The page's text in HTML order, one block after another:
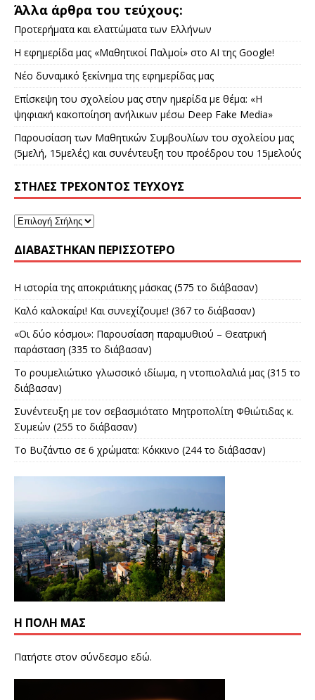
Άλλα άρθρα του τεύχους:
Προτερήματα και ελαττώματα των Ελλήνων
Η εφημερίδα μας «Μαθητικοί Παλμοί» στο ΑΙ της Google!
Νέο δυναμικό ξεκίνημα της εφημερίδας μας
Επίσκεψη του σχολείου μας στην ημερίδα με θέμα: «Η
ψηφιακή κακοποίηση ανήλικων μέσω Deep Fake Media»
Παρουσίαση των Μαθητικών Συμβουλίων του σχολείου μας
(5μελή, 15μελές) και συνέντευξη του προέδρου του 15μελούς
ΣΤΉΛΕΣ ΤΡΈΧΟΝΤΟΣ ΤΕΎΧΟΥΣ
ΔΙΑΒΑΣΤΗΚΑΝ ΠΕΡΙΣΣΟΤΕΡΟ
Η ιστορία της αποκριάτικης μάσκας (575 το διάβασαν)
Καλό καλοκαίρι! Και συνεχίζουμε! (367 το διάβασαν)
«Οι δύο κόσμοι»: Παρουσίαση παραμυθιού – Θεατρική
παράσταση (335 το διάβασαν)
Το ρουμελιώτικο γλωσσικό ιδίωμα, η ντοπιολαλιά μας (315 το
διάβασαν)
Συνέντευξη με τον σεβασμιότατο Μητροπολίτη Φθιώτιδας κ.
Συμεών (255 το διάβασαν)
Το Βυζάντιο σε 6 χρώματα: Κόκκινο (244 το διάβασαν)
Η ΠΟΛΗ ΜΑΣ
Πατήστε στον σύνδεσμο εδώ.